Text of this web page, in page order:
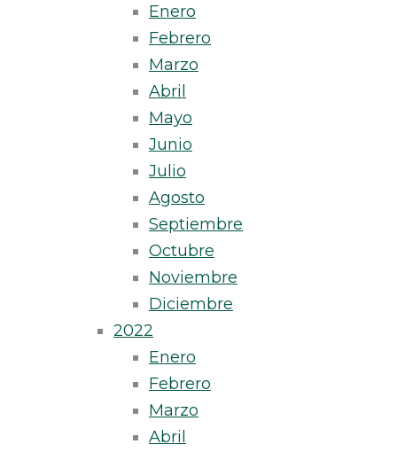
Enero
Febrero
Marzo
Abril
Mayo
Junio
Julio
Agosto
Septiembre
Octubre
Noviembre
Diciembre
2022
Enero
Febrero
Marzo
Abril